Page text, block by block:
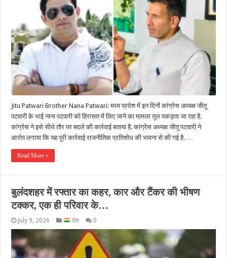
Jitu Patwari Brother Nana Patwari: मध्य प्रदेश में इन दिनों कांग्रेस अध्यक्ष जीतू
पटवारी के भाई नाना पटवारी को हिरासत में लिए जाने का मामला तूल पकड़ता जा रहा है.
कांग्रेस ने इसे सीधे तौर पर बदले की कार्रवाई बताया है. कांग्रेस अध्यक्ष जीतू पटवारी ने
आरोप लगाया कि यह पूरी कार्रवाई राजनीतिक प्रतिशोध की भावना से की गई है. …
Read More »
बुलंदशहर में रफ्तार का कहर, कार और टैंकर की भीषण
टक्कर, एक ही परिवार के…
July 9, 2026 देश 0